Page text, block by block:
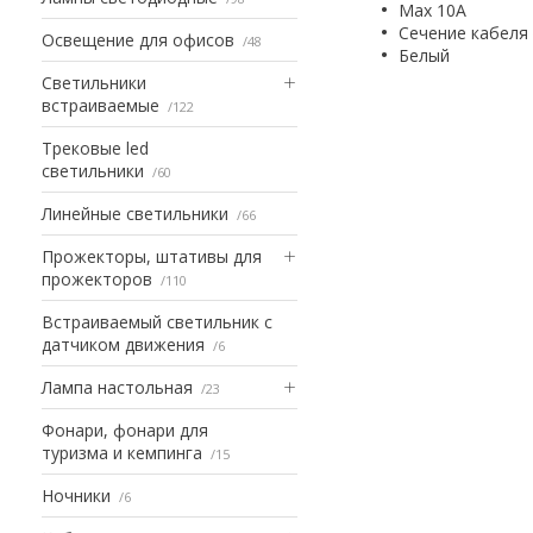
Освещение для офисов 48
Светильники
встраиваемые
122
Трековые led
светильники
60
Линейные светильники 66
Прожекторы, штативы для
прожекторов
110
Встраиваемый светильник с
датчиком движения
6
Лампа настольная 23
Фонари, фонари для
туризма и кемпинга
15
Ночники 6
Max 10A
Сечение кабеля
Белый